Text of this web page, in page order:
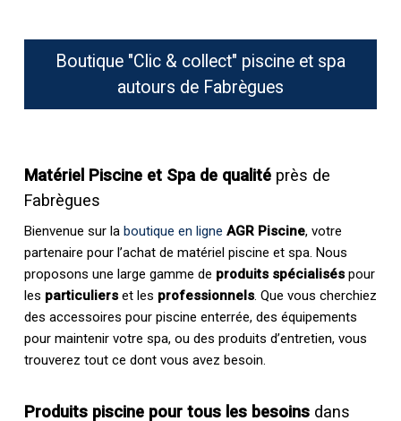
Boutique "Clic & collect" piscine et spa
autours de Fabrègues
Matériel Piscine et Spa de qualité près de
Fabrègues
Bienvenue sur la boutique en ligne AGR Piscine, votre
partenaire pour l’achat de matériel piscine et spa. Nous
proposons une large gamme de produits spécialiséspour
les particulierset les professionnels. Que vous cherchiez
des accessoires pour piscine enterrée, des équipements
pour maintenir votre spa, ou des produits d’entretien, vous
trouverez tout ce dont vous avez besoin.
Produits piscine pour tous les besoins dans